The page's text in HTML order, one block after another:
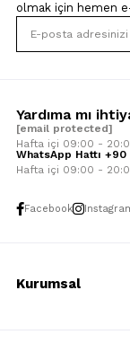
olmak için hemen
Yardıma mı
[email protected]
Hafta içi 09:00 -
WhatsApp Hattı
Hafta içi 09:00 -
Facebook
Kurumsal